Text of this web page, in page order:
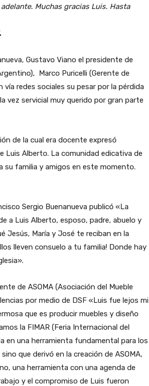
Muchas gracias Luis. Hasta
Gustavo Viano el presidente de
Marco Puricelli (Gerente de
redes sociales su pesar por la pérdida
vez servicial muy querido por gran parte
de la cual era docente expresó
Luis Alberto. La comunidad edicativa de
su familia y amigos en este momento.
Sergio Buenanueva publicó «La
a Luis Alberto, esposo, padre, abuelo y
Jesús, María y José te reciban en la
lleven consuelo a tu familia! Donde hay
de ASOMA (Asociación del Mueble
por medio de DSF «Luis fue lejos mi
que es producir muebles y diseño
la FIMAR (Feria Internacional del
en una herramienta fundamental para los
que derivó en la creación de ASOMA,
una herramienta con una agenda de
y el compromiso de Luis fueron